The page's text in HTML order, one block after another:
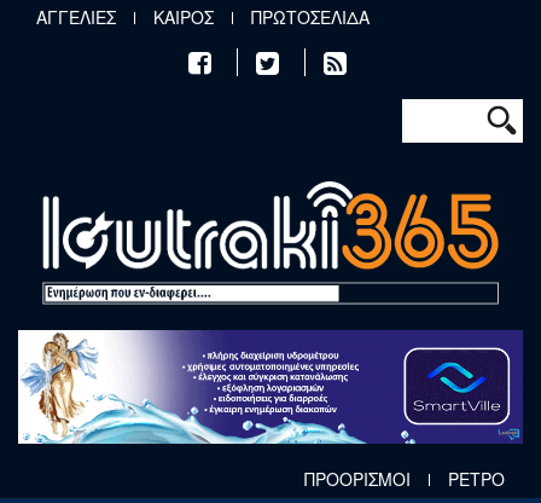
Παράκαμψη προς το κυρίως περιεχόμενο
ΑΓΓΕΛΙΕΣ ΚΑΙΡΟΣ ΠΡΩΤΟΣΕΛΙΔΑ
Φόρμα
Αναζήτηση
ΠΡΟΟΡΙΣΜΟΙ ΡΕΤΡΟ